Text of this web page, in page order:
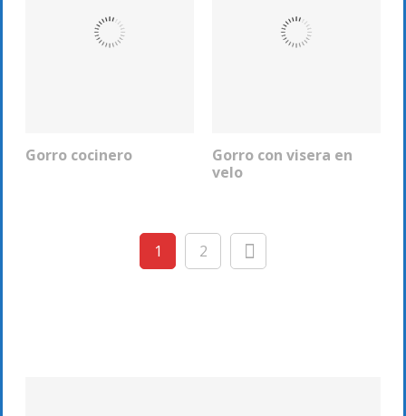
Gorro cocinero
COTIZAR
Gorro con visera en
velo
COTIZAR
1 2